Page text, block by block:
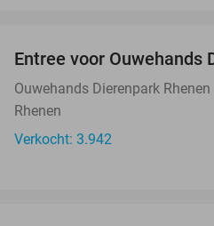
Entree voor Ouwehands
Ouwehands Dierenpark Rhenen
Rhenen
Verkocht: 3.942